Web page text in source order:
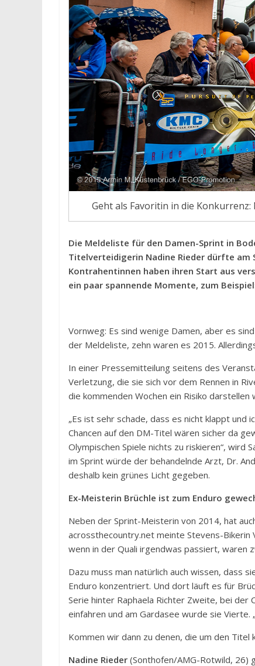
Geht als Favoritin in die
Die Meldeliste für den Damen-Sprint in
Titelverteidigerin Nadine Rieder dürfte am
Kontrahentinnen haben ihren Start aus
ein paar spannende Momente, zum
Vornweg: Es sind wenige Damen, aber es
der Meldeliste, zehn waren es 2015.
In einer Pressemitteilung seitens des
Verletzung, die sie sich vor dem Rennen in
die kommenden Wochen ein Risiko darstellen
„Es ist sehr schade, dass es nicht klappt und
Chancen auf den DM-Titel wären sicher da
Olympischen Spiele nichts zu riskieren“,
im Sprint würde der behandelnde Arzt, Dr.
deshalb kein grünes Licht gegeben.
Ex-Meisterin Brüchle ist zum Enduro
Neben der Sprint-Meisterin von 2014, hat
acrossthecountry.net meinte Stevens-Bikerin
wenn in der Quali irgendwas passiert, waren
Dazu muss man natürlich auch wissen, dass
Enduro konzentriert. Und dort läuft es für
Serie hinter Raphaela Richter Zweite, bei der
einfahren und am Gardasee wurde sie Vierte.
Kommen wir dann zu denen, die um den Titel
Nadine Rieder (Sonthofen/AMG-Rotwild, 26)